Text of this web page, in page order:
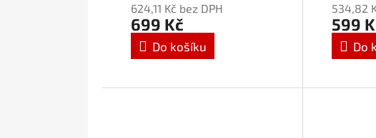
624,11 Kč bez DPH
699 Kč
Do košíku
534,82
599
Do